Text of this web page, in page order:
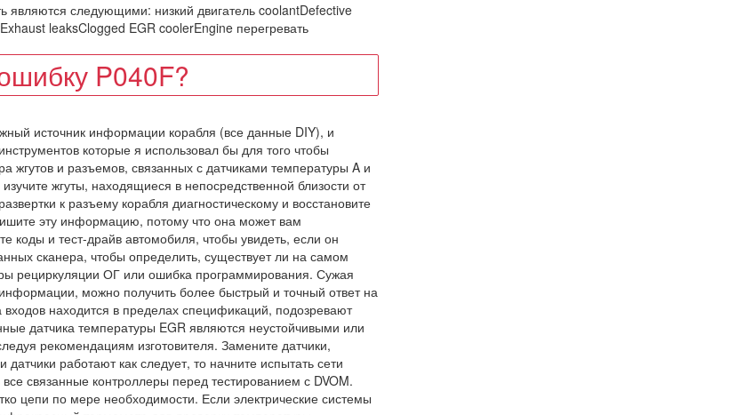
являются следующими: низкий двигатель coolantDefective
leaksClogged EGR coolerEngine перегревать
P040F?
источник информации корабля (все данные DIY), и
которые я использовал бы для того чтобы
жгутов и разъемов, связанных с датчиками температуры A и
жгуты, находящиеся в непосредственной близости от
к разъему корабля диагностическому и восстановите
эту информацию, потому что она может вам
коды и тест-драйв автомобиля, чтобы увидеть, если он
сканера, чтобы определить, существует ли на самом
рециркуляции ОГ или ошибка программирования. Сужая
можно получить более быстрый и точный ответ на
находится в пределах спецификаций, подозревают
датчика температуры EGR являются неустойчивыми или
рекомендациям изготовителя. Замените датчики,
работают как следует, то начните испытать сети
связанные контроллеры перед тестированием с DVOM.
цепи по мере необходимости. Если электрические системы